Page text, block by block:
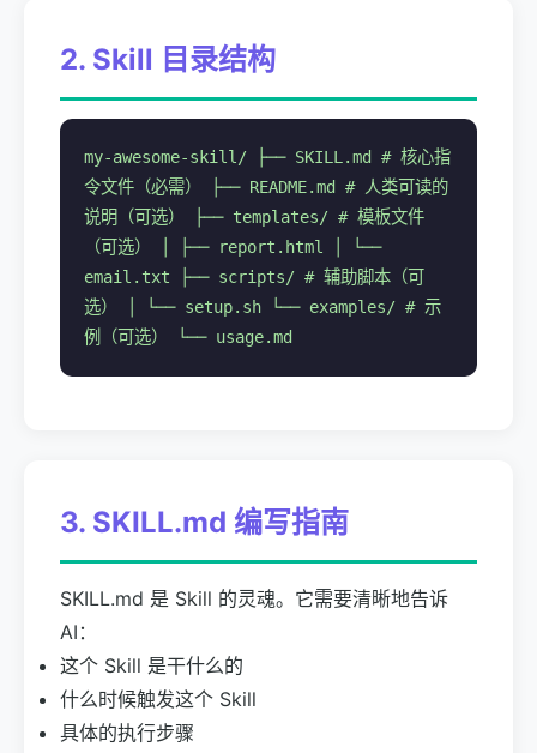
2. Skill 目录结构
my-awesome-skill/ ├── SKILL.md # 核心指
令文件（必需） ├── README.md # 人类可读的
说明（可选） ├── templates/ # 模板文件
（可选） │ ├── report.html │ └──
email.txt ├── scripts/ # 辅助脚本（可
选） │ └── setup.sh └── examples/ # 示
例（可选） └── usage.md
3. SKILL.md 编写指南
SKILL.md 是 Skill 的灵魂。它需要清晰地告诉
AI：
这个 Skill 是干什么的
什么时候触发这个 Skill
具体的执行步骤